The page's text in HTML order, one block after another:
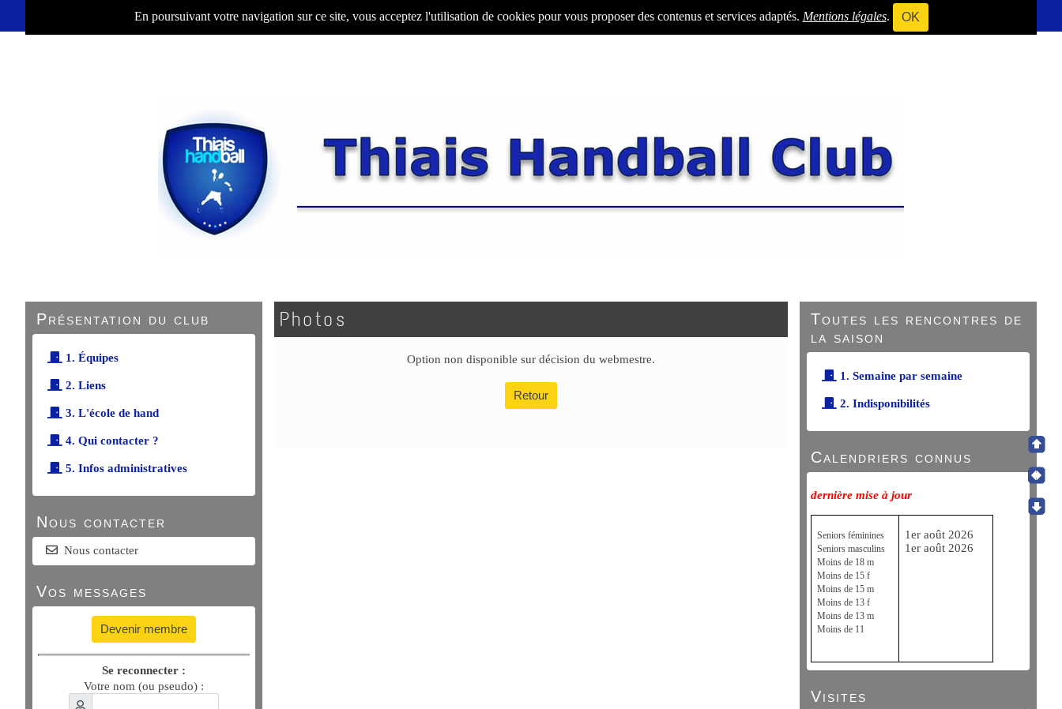
En poursuivant votre navigation sur ce site, vous acceptez l'utilisation de cookies pour vous proposer des contenus et services adaptés. Mentions légales. OK
Présentation du club
1. Équipes
2. Liens
3. L'école de hand
4. Qui contacter ?
5. Infos administratives
Nous contacter
Nous contacter
Vos messages
Devenir membre
Se reconnecter :
Votre nom (ou pseudo) :
Photos
Option non disponible sur décision du webmestre.
Retour
Toutes les rencontres de
la saison
1. Semaine par semaine
2. Indisponibilités
Calendriers connus
dernière mise à jour
Seniors féminines
Seniors masculins
Moins de 18 m
Moins de 15 f
Moins de 15 m
Moins de 13 f
Moins de 13 m
Moins de 11
1er août 2026
1er août 2026
Visites